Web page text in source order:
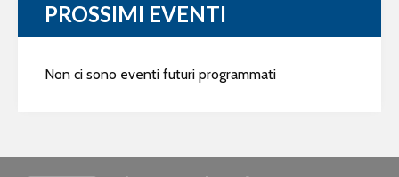
PROSSIMI EVENTI
Non ci sono eventi futuri programmati